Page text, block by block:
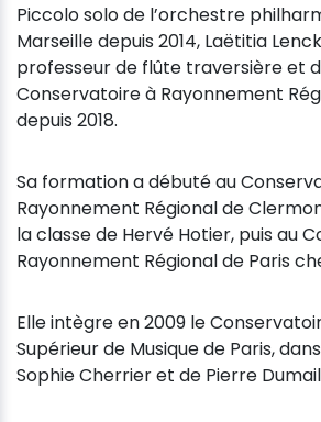
Piccolo solo de l’orchestre
Marseille depuis 2014, Laëtitia
professeur de flûte traversière et
Conservatoire à Rayonnement
depuis 2018.
Sa formation a débuté au
Rayonnement Régional de
la classe de Hervé Hotier, puis au
Rayonnement Régional de Paris
Elle intègre en 2009 le
Supérieur de Musique de Paris,
Sophie Cherrier et de Pierre